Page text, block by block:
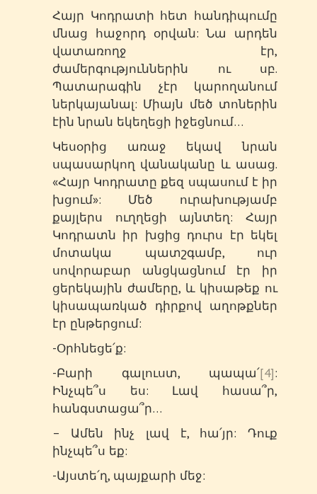
Հայր Կոդրատի հետ հանդիպումը
մնաց հաջորդ օրվան: Նա արդեն
վատառողջ էր,
ժամերգություններին ու սբ.
Պատարագին չէր կարողանում
ներկայանալ: Միայն մեծ տոներին
էին նրան եկեղեցի իջեցնում…
Կեսօրից առաջ եկավ նրան
սպասարկող վանականը և ասաց.
«Հայր Կոդրատը քեզ սպասում է իր
խցում»: Մեծ ուրախությամբ
քայլերս ուղղեցի այնտեղ: Հայր
Կոդրատն իր խցից դուրս էր եկել
մոտակա պատշգամբ, ուր
սովորաբար անցկացնում էր իր
ցերեկային ժամերը, և կիսաթեք ու
կիսապառկած դիրքով աղոթքներ
էր ընթերցում:
-Օրհնեցե՛ք:
-Բարի գալուստ, պապա՛[4]:
Ինչպե՞ս ես: Լավ հասա՞ր,
հանգստացա՞ր…
– Ամեն ինչ լավ է, հա՛յր: Դուք
ինչպե՞ս եք:
-Այստե՛ղ, պայքարի մեջ: